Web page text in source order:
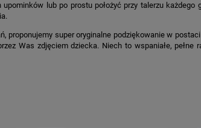
lub po prostu położyć przy talerzu
proponujemy super oryginalne podziękowanie w
Was zdjęciem dziecka. Niech to wspaniałe,